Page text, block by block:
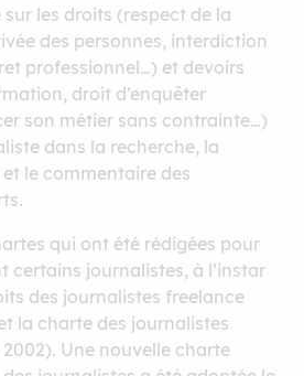
sur les droits (respect de la
des personnes, interdiction
professionnel…) et devoirs
droit d’enquêter
son métier sans contrainte…)
dans la recherche, la
le commentaire des
qui ont été rédigées pour
certains journalistes, à l’instar
des journalistes freelance
la charte des journalistes
Une nouvelle charte